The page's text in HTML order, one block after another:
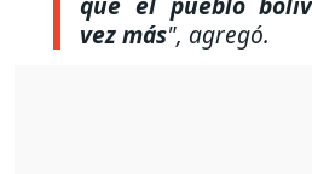
vez más", agregó.